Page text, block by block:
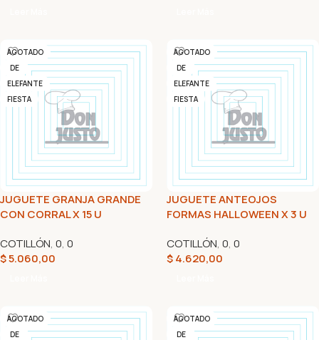
AGOTADO
DE
ELEFANTE
FIESTA
JUGUETE GRANJA GRANDE
CON CORRAL X 15 U
COTILLÓN, 0, 0
$5.060,00
AGOTADO
DE
ELEFANTE
FIESTA
JUGUETE ANTEOJOS
FORMAS HALLOWEEN X 3 U
COTILLÓN, 0, 0
$4.620,00
AGOTADO
DE
AGOTADO
DE